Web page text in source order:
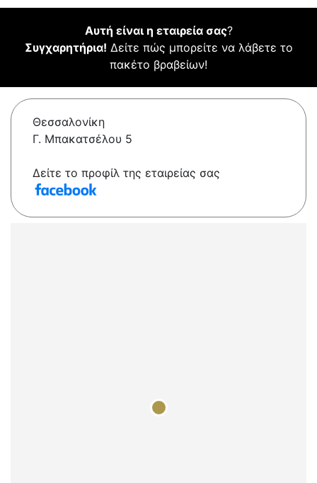
Αυτή είναι η εταιρεία σας?
Συγχαρητήρια! Δείτε πώς μπορείτε να λάβετε το
πακέτο βραβείων!
Θεσσαλονίκη
Γ. Μπακατσέλου 5
Δείτε το προφίλ της εταιρείας σας